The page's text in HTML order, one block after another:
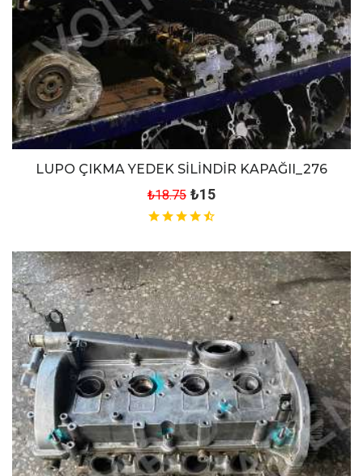
LUPO ÇIKMA YEDEK SİLİNDİR KAPAĞII_276
₺18.75 ₺15